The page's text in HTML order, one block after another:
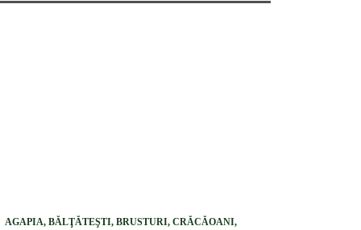
AGAPIA, BĂLŢĂTEŞTI, BRUSTURI, CRĂCĂOANI,